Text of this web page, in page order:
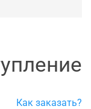
Как заказать?